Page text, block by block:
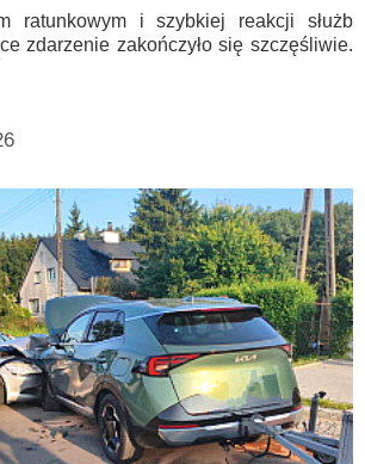
ratunkowym i szybkiej reakcji służb
zdarzenie zakończyło się szczęśliwie.